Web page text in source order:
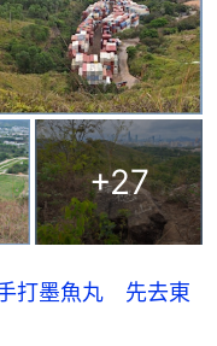
+27
手打墨魚丸 先去東